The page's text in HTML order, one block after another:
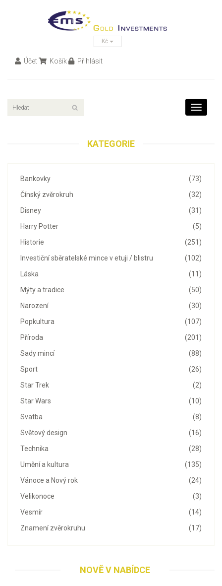
Kč
Účet Košík Přihlásit
Toggle
KATEGORIE
(73)
Bankovky
(32)
Čínský zvěrokruh
(31)
Disney
(5)
Harry Potter
(251)
Historie
(102)
Investiční sběratelské mince v etuji / blistru
(11)
Láska
(50)
Mýty a tradice
(30)
Narození
(107)
Popkultura
(201)
Příroda
(88)
Sady mincí
(26)
Sport
(2)
Star Trek
(10)
Star Wars
(8)
Svatba
(16)
Světový design
(28)
Technika
(135)
Umění a kultura
(24)
Vánoce a Nový rok
(3)
Velikonoce
(14)
Vesmír
(17)
Znamení zvěrokruhu
NOVĚ V NABÍDCE